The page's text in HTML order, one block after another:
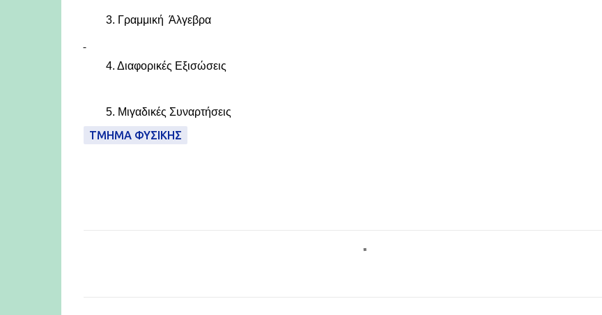
3. Γραμμική Άλγεβρα
4. Διαφορικές Εξισώσεις
5. Μιγαδικές Συναρτήσεις
ΤΜΉΜΑ ΦΥΣΙΚΉΣ